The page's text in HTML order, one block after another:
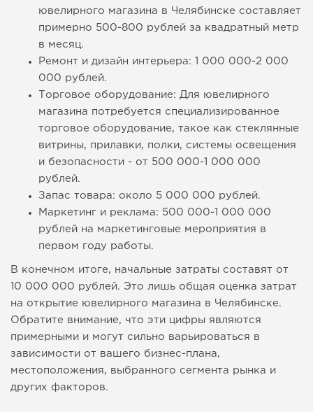
ювелирного магазина в Челябинске составляет
примерно 500-800 рублей за квадратный метр
в месяц.
Ремонт и дизайн интерьера: 1 000 000-2 000
000 рублей.
Торговое оборудование: Для ювелирного
магазина потребуется специализированное
торговое оборудование, такое как стеклянные
витрины, прилавки, полки, системы освещения
и безопасности - от 500 000-1 000 000
рублей.
Запас товара: около 5 000 000 рублей.
Маркетинг и реклама: 500 000-1 000 000
рублей на маркетинговые мероприятия в
первом году работы.
В конечном итоге, начальные затраты составят от
10 000 000 рублей. Это лишь общая оценка затрат
на открытие ювелирного магазина в Челябинске.
Обратите внимание, что эти цифры являются
примерными и могут сильно варьироваться в
зависимости от вашего бизнес-плана,
местоположения, выбранного сегмента рынка и
других факторов.